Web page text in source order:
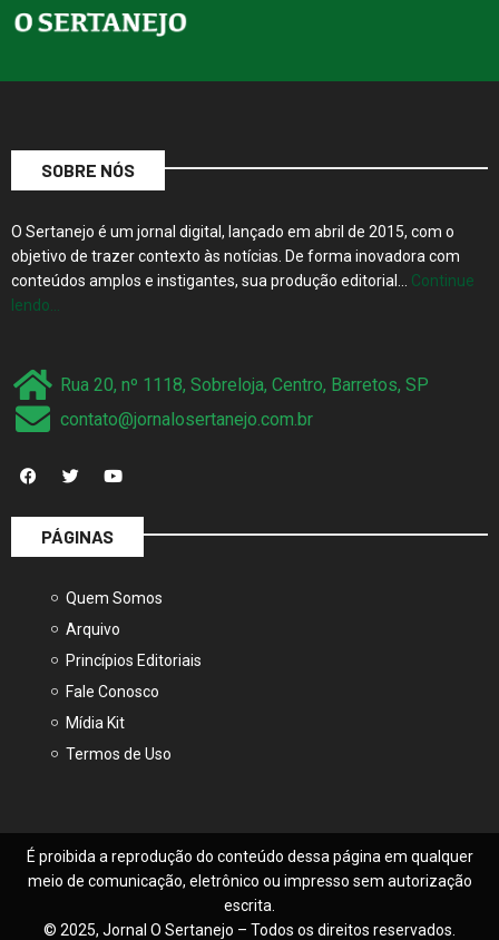
SOBRE NÓS
O Sertanejo é um jornal digital, lançado em abril de 2015, com o
objetivo de trazer contexto às notícias. De forma inovadora com
conteúdos amplos e instigantes, sua produção editorial… Continue
lendo…
Rua 20, nº 1118, Sobreloja, Centro, Barretos, SP
contato@jornalosertanejo.com.br
PÁGINAS
Quem Somos
Arquivo
Princípios Editoriais
Fale Conosco
Mídia Kit
Termos de Uso
É proibida a reprodução do conteúdo dessa página em qualquer
meio de comunicação, eletrônico ou impresso sem autorização
escrita.
© 2025, Jornal O Sertanejo – Todos os direitos reservados.